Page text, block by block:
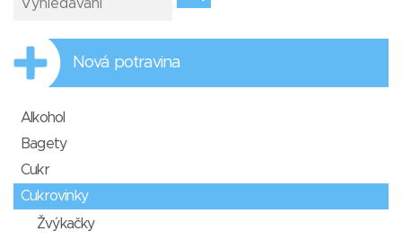
Nová potravina
Alkohol
Bagety
Cukr
Cukrovinky
Žvýkačky